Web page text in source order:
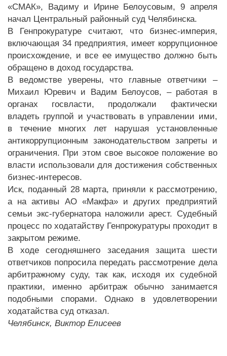
«СМАК», Вадиму и Ирине Белоусовым, 9 апреля
начал Центральный районный суд Челябинска.
В Генпрокуратуре считают, что бизнес-империя,
включающая 34 предприятия, имеет коррупционное
происхождение, и все ее имущество должно быть
обращено в доход государства.
В ведомстве уверены, что главные ответчики –
Михаил Юревич и Вадим Белоусов, – работая в
органах госвласти, продолжали фактически
владеть группой и участвовать в управлении ими,
в течение многих лет нарушая установленные
антикоррупционным законодательством запреты и
ограничения. При этом свое высокое положение во
власти использовали для достижения собственных
бизнес-интересов.
Иск, поданный 28 марта, приняли к рассмотрению,
а на активы АО «Макфа» и других предприятий
семьи экс-губернатора наложили арест. Судебный
процесс по ходатайству Генпрокуратуры проходит в
закрытом режиме.
В ходе сегодняшнего заседания защита шести
ответчиков попросила передать рассмотрение дела
арбитражному суду, так как, исходя их судебной
практики, именно арбитраж обычно занимается
подобными спорами. Однако в удовлетворении
ходатайства суд отказал.
Челябинск, Виктор Елисеев